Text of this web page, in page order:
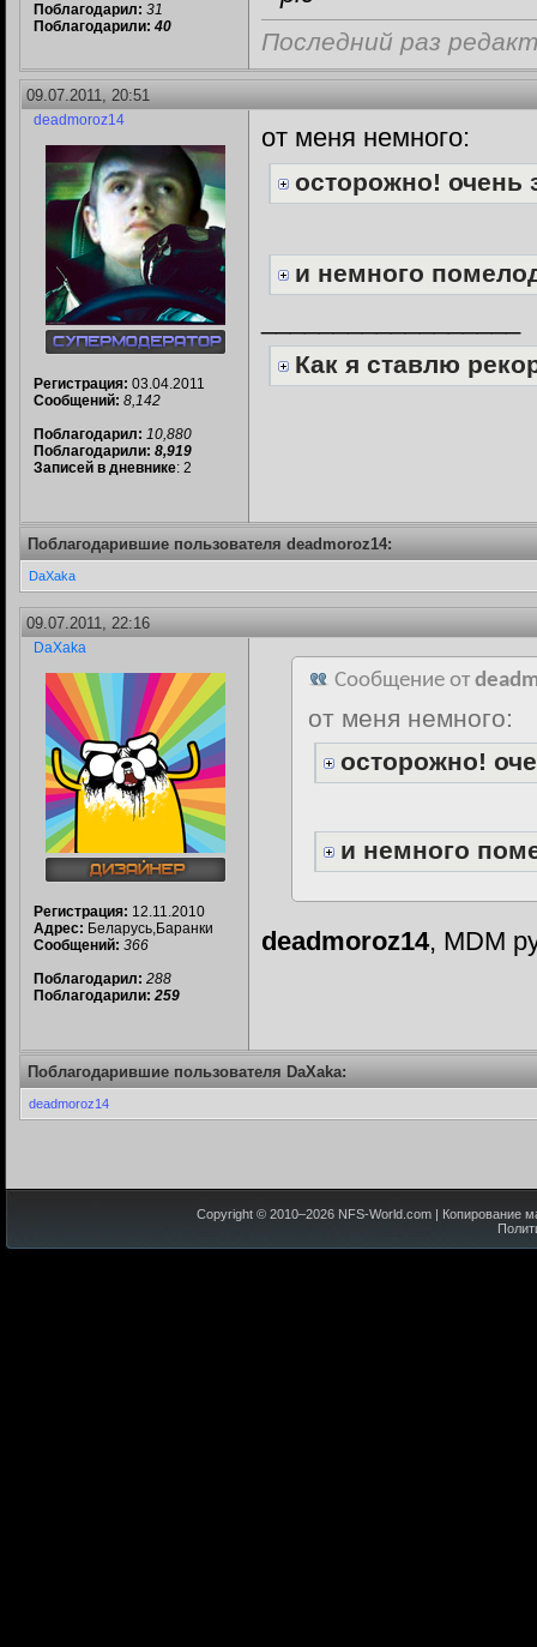
Поблагодарил: 31
Поблагодарили: 40
Последний раз
09.07.2011, 20:51
deadmoroz14
Регистрация: 03.04.2011
Сообщений: 8,142
Поблагодарил: 10,880
Поблагодарили: 8,919
Записей в дневнике: 2
от меня немного:
осторожно! очень
и немного
Как я ставлю
Поблагодарившие пользователя deadmoroz14:
DaXaka
09.07.2011, 22:16
DaXaka
Регистрация: 12.11.2010
Адрес: Беларусь,Баранки
Сообщений: 366
Поблагодарил: 288
Поблагодарили: 259
Сообщение от
от меня немного:
осторожно!
и немного
deadmoroz14, MDM
Поблагодарившие пользователя DaXaka:
deadmoroz14
Copyright © 2010–2026 NFS-World.com | Копирование